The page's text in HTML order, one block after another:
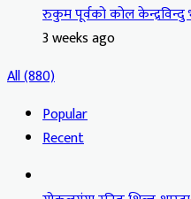
रुकुम पूर्वको कोल केन्द्रविन्दु
3 weeks ago
All (880)
Popular
Recent